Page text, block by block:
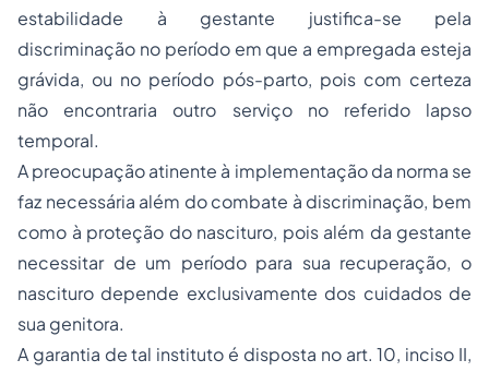
estabilidade à gestante justifica-se pela
discriminação no período em que a empregada esteja
grávida, ou no período pós-parto, pois com certeza
não encontraria outro serviço no referido lapso
temporal.
A preocupação atinente à implementação da norma se
faz necessária além do combate à discriminação, bem
como à proteção do nascituro, pois além da gestante
necessitar de um período para sua recuperação, o
nascituro depende exclusivamente dos cuidados de
sua genitora.
A garantia de tal instituto é disposta no art. 10, inciso II,